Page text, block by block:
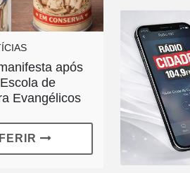
após
de
Evangélicos
ITAMARATY
Itamaraty
declarações
Casa Branca.